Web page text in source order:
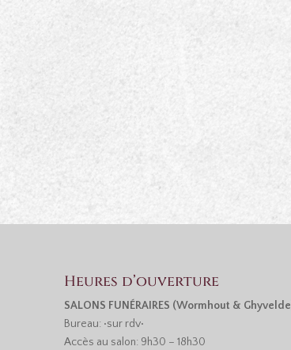
Heures d’ouverture
SALONS FUNÉRAIRES (Wormhout &
Bureau: •sur rdv•
Accès au salon: 9h30 – 18h30